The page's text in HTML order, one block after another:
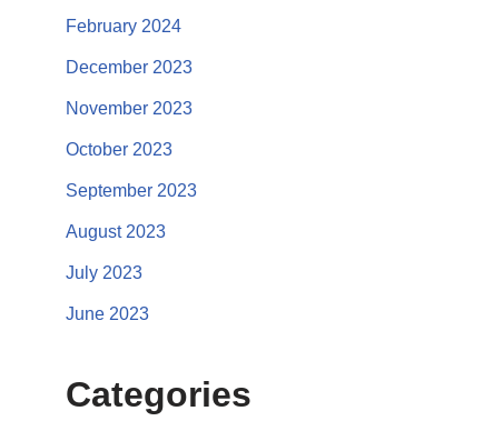
February 2024
December 2023
November 2023
October 2023
September 2023
August 2023
July 2023
June 2023
Categories